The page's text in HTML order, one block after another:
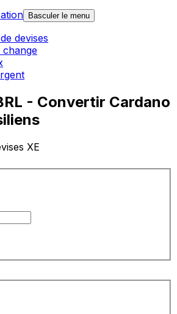
Basculer le menu
devises
change
- Convertir Cardano
XE